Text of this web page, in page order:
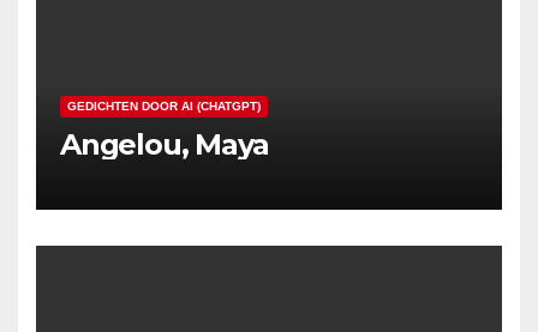
GEDICHTEN DOOR AI (CHATGPT)
Angelou, Maya